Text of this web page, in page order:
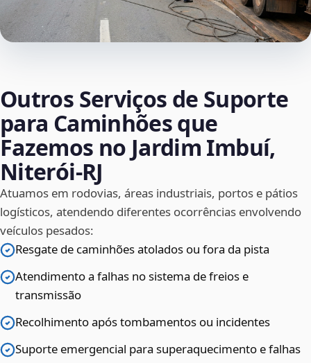
Outros Serviços de Suporte
para Caminhões que
Fazemos no Jardim Imbuí,
Niterói‑RJ
Atuamos em rodovias, áreas industriais, portos e pátios
logísticos, atendendo diferentes ocorrências envolvendo
veículos pesados:
Resgate de caminhões atolados ou fora da pista
Atendimento a falhas no sistema de freios e
transmissão
Recolhimento após tombamentos ou incidentes
Suporte emergencial para superaquecimento e falhas